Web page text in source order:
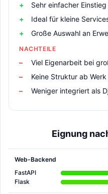
Sehr einfacher Einstieg
Ideal für kleine
Große Auswahl an
NACHTEILE
Viel Eigenarbeit bei
Keine Struktur ab Werk
Weniger integriert als
Eignung
Web-Backend
FastAPI
Flask